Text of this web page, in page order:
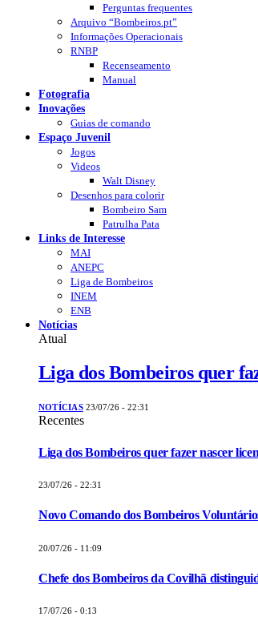
Perguntas frequentes
Arquivo “Bombeiros.pt”
Informações Operacionais
RNBP
Recenseamento
Manual
Fotografia
Inovações
Guias de comando
Espaço Juvenil
Jogos
Videos
Walt Disney
Desenhos para colorir
Bombeiro Sam
Patrulha Pata
Links de Interesse
MAI
ANEPC
Liga de Bombeiros
INEM
ENB
Notícias
Atual
Liga dos Bombeiros quer
NOTÍCIAS 23/07/26 - 22:31
Recentes
Liga dos Bombeiros quer fazer nascer
23/07/26 - 22:31
Novo Comando dos Bombeiros
20/07/26 - 11:09
Chefe dos Bombeiros da Covilhã
17/07/26 - 0:13